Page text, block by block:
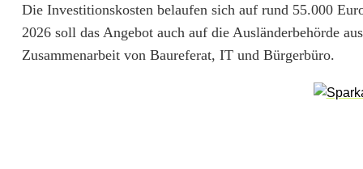
n
A
Die Investitionskosten belaufen sich auf rund 55.000
2026 soll das Angebot auch auf die Ausländerbehörde
Zusammenarbeit von Baureferat, IT und Bürgerbüro.